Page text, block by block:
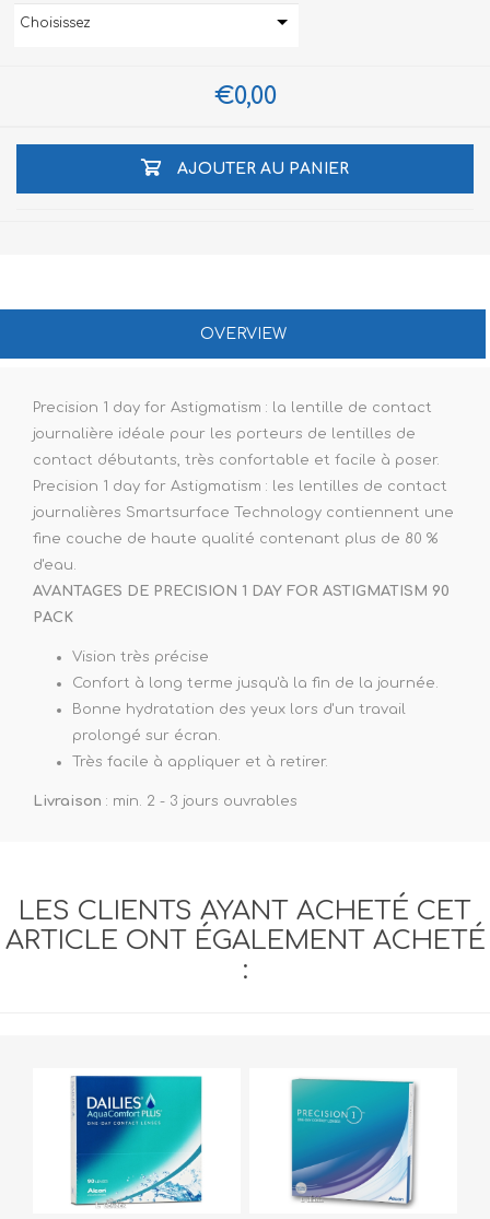
Choisissez
€0,00
AJOUTER AU PANIER
OVERVIEW
Precision 1 day for Astigmatism : la lentille de contact
journalière idéale pour les porteurs de lentilles de
contact débutants, très confortable et facile à poser.
Precision 1 day for Astigmatism : les lentilles de contact
journalières Smartsurface Technology contiennent une
fine couche de haute qualité contenant plus de 80 %
d'eau.
AVANTAGES DE PRECISION 1 DAY FOR ASTIGMATISM 90
PACK
Vision très précise
Confort à long terme jusqu'à la fin de la journée.
Bonne hydratation des yeux lors d'un travail
prolongé sur écran.
Très facile à appliquer et à retirer.
Livraison : min. 2 - 3 jours ouvrables
LES CLIENTS AYANT ACHETÉ CET
ARTICLE ONT ÉGALEMENT ACHETÉ
: